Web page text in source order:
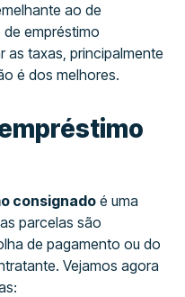
ao de
empréstimo
as taxas, principalmente
é dos melhores.
consignado é uma
parcelas são
de pagamento ou do
Vejamos agora